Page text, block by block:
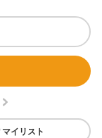
マイリスト